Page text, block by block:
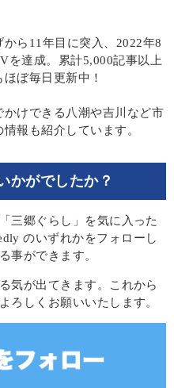
から11年目に突入、2022年8
を達成。累計5,000記事以上
ぼ毎日更新中！
かけできる八潮や吉川など市
報も紹介しています。
かがでしたか？
三郷ぐらし」を気に入った
のいずれかをフォローし
事ができます。
気が出てきます。これから
ろしくお願いいたします。